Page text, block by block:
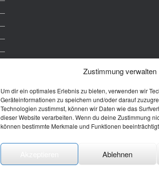
Zustimmung verwalten
Um dir ein optimales Erlebnis zu bieten, verwenden wir
Geräteinformationen zu speichern und/oder darauf
Technologien zustimmst, können wir Daten wie das
dieser Website verarbeiten. Wenn du deine Zustimmung
können bestimmte Merkmale und Funktionen
Ablehnen